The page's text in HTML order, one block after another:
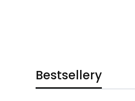
Bestsellery